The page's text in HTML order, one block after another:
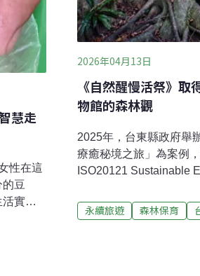
慧走
性在這
豆
活實
球友
金會
2026年04月13日
《自然醒慢活祭》
物館的森林觀
2025年，台東縣政府舉
療癒秘境之旅」為案例
ISO20121 Sustainable
續理念落實到活動細節
化博物館已獲得核定為
永續旅遊 森林保育